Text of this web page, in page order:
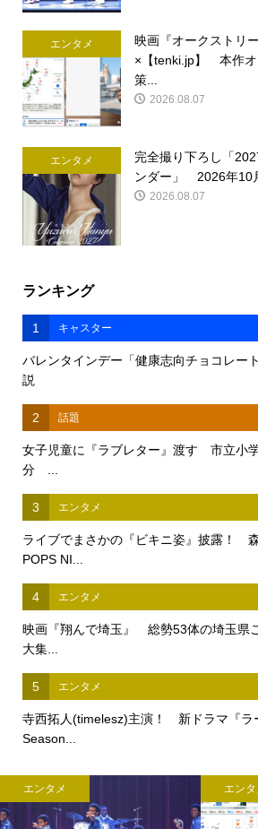
エンタメ
映画『オークストリ
×【tenki.jp】 本作オ
策...
2026.08.07
エンタメ
完全撮り下ろし「
ンダー」 2026年10
2026.08.07
ランキング
1 キャスター
バレンタインデー「健康志向チョコレー
説
2 話題
女子児童に『ラブレター』渡す 市立小
分 ...
3 エンタメ
ライブでまさかの『ビキニ姿』披露！
POPS NI...
4 エンタメ
映画『翔んで埼玉』 総勢53体の埼玉県
大集...
5 エンタメ
寺西拓人(timelesz)主演！ 新ドラマ『ラ
Season...
エンタメ エンタ